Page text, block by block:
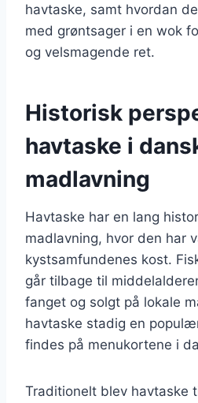
havtaske, samt hvordan
med grøntsager i en wok
og velsmagende ret.
Historisk
havtaske i
madlavning
Havtaske har en lang
madlavning, hvor den har
kystsamfundenes kost.
går tilbage til
fanget og solgt på lokale
havtaske stadig en
findes på menukortene i
Traditionelt blev havtaske